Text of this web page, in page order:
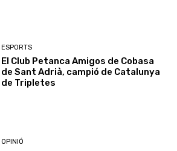
ESPORTS
El Club Petanca Amigos de Cobasa
de Sant Adrià, campió de Catalunya
de Tripletes
OPINIÓ